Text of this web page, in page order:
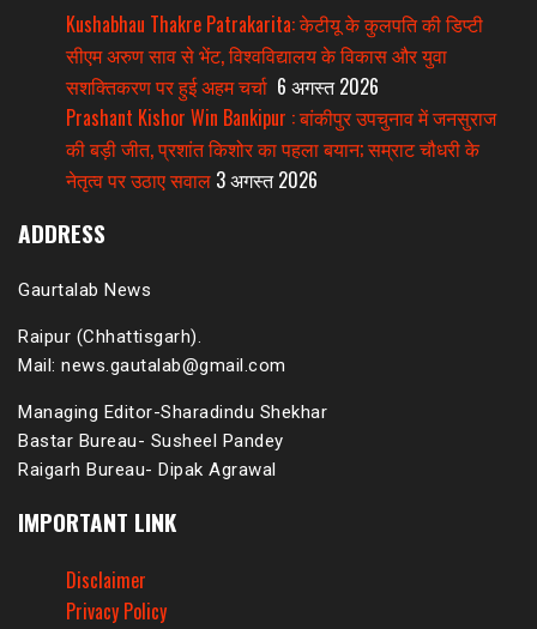
Kushabhau Thakre Patrakarita: केटीयू के कुलपति की डिप्टी
सीएम अरुण साव से भेंट, विश्वविद्यालय के विकास और युवा
सशक्तिकरण पर हुई अहम चर्चा 6 अगस्त 2026
Prashant Kishor Win Bankipur : बांकीपुर उपचुनाव में जनसुराज
की बड़ी जीत, प्रशांत किशोर का पहला बयान; सम्राट चौधरी के
नेतृत्व पर उठाए सवाल 3 अगस्त 2026
ADDRESS
Gaurtalab News
Raipur (Chhattisgarh).
Mail: news.gautalab@gmail.com
Managing Editor-Sharadindu Shekhar
Bastar Bureau- Susheel Pandey
Raigarh Bureau- Dipak Agrawal
IMPORTANT LINK
Disclaimer
Privacy Policy